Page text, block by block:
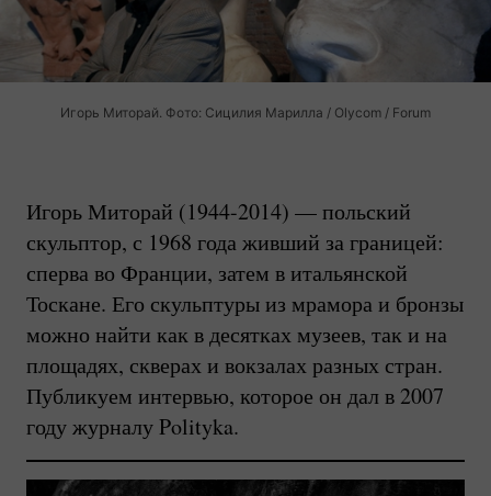
Игорь Миторай. Фото: Сицилия Марилла / Olycom / Forum
Игорь Миторай (1944-2014) — польский
скульптор, с 1968 года живший за границей:
сперва во Франции, затем в итальянской
Тоскане. Его скульптуры из мрамора и бронзы
можно найти как в десятках музеев, так и на
площадях, скверах и вокзалах разных стран.
Публикуем интервью, которое он дал в 2007
году журналу Polityka.